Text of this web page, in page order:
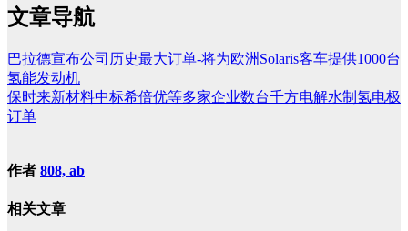
文章导航
巴拉德宣布公司历史最大订单-将为欧洲Solaris客车提供1000台
氢能发动机
保时来新材料中标希倍优等多家企业数台千方电解水制氢电极
订单
作者 808, ab
相关文章